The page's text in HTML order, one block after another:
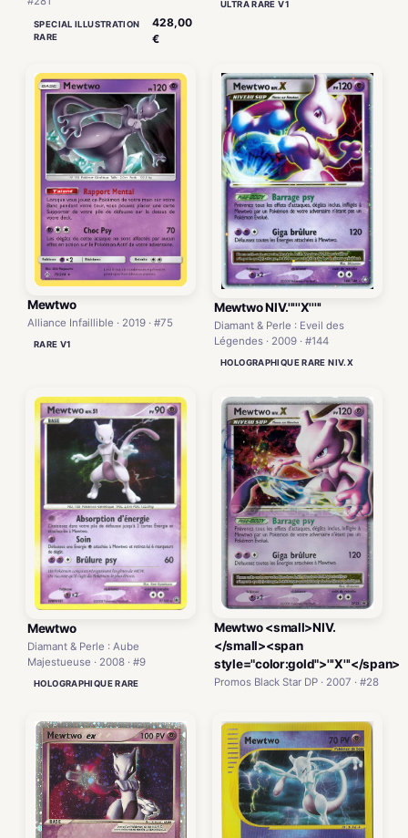
SPECIAL ILLUSTRATION
RARE
428,00
€
ULTRA RARE V1
Mewtwo
Alliance Infaillible · 2019 · #75
RARE V1
Mewtwo NIV.'''''X'''''
Diamant & Perle : Eveil des
Légendes · 2009 · #144
HOLOGRAPHIQUE RARE NIV.X
Mewtwo
Diamant & Perle : Aube
Majestueuse · 2008 · #9
HOLOGRAPHIQUE RARE
Mewtwo <small>NIV.
</small><span
style="color:gold">'''X'''</span>
Promos Black Star DP · 2007 · #28